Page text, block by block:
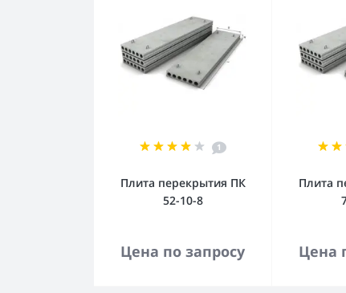
1
Плита перекрытия ПК
52-10-8
Цена по запросу
Плита
Цена